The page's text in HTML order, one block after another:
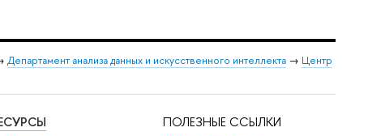
Департамент анализа данных и искусственного интеллекта → Центр
ПОЛЕЗНЫЕ ССЫЛКИ